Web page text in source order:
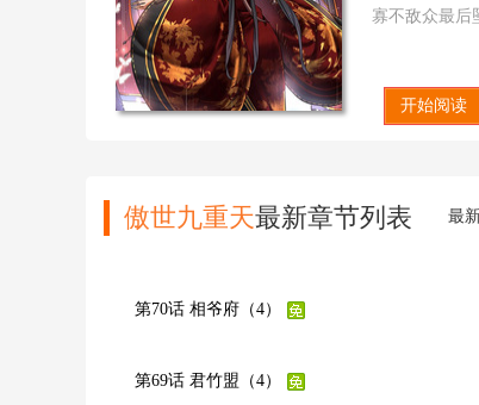
寡不敌众最后
机缘巧合？
傲世九重天
开始阅读
傲世九重天最新章节列表 最
第70话 相爷府（4）
第69话 君竹盟（4）